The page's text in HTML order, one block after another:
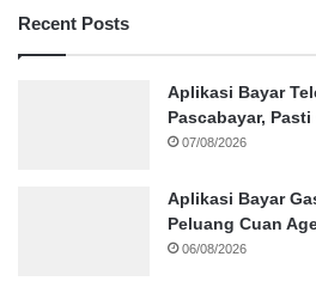
Recent Posts
Aplikasi Bayar
Pascabayar,
07/08/2026
Aplikasi Bayar
Peluang Cuan
06/08/2026